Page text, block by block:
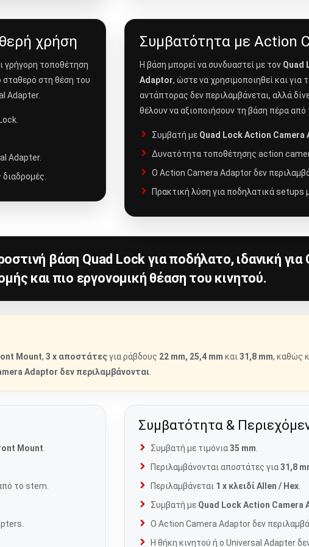
χρήση
γρήγορη τοποθέτηση
σταθερό στη θέση του
Adapter.
Adapter.
Συμβατότητα με Action
Η βάση μπορεί να συνδυαστεί με τον Quad
Adaptor, ώστε να χρησιμοποιηθεί και
αντάπτορας δεν περιλαμβάνεται, αλλά
θέλουν να αξιοποιήσουν τη βάση πέρα
Συμβατή με Quad Lock Action Camera
Δυνατότητα τοποθέτησης action
Ο Action Camera Adaptor δεν
Πρακτική λύση για ποδηλατικά setups
βάση Quad Lock για ποδήλατο, ιδανική
και πιο εργονομική θέαση του κινητού.
Mount, 3 x αποστάτεςγια ράβδους 22 mm, 25,4 mm και 31,8 mm, καθώς
Adaptor δεν περιλαμβάνονται
Mount
το stem.
Συμβατότητα &
Συμβατή με τιμόνια35 mm
Περιλαμβάνονται αποστάτες για31,8
Περιλαμβάνεται 1 x κλειδί Allen / Hex
Συμβατή με Quad Lock Action Camera
Ο Action Camera Adaptor δεν
Η θήκη κινητού ή ο Universal Adapter